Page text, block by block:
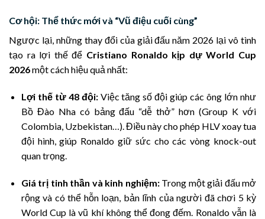
Cơ hội: Thể thức mới và “Vũ điệu cuối cùng”
Ngược lại, những thay đổi của giải đấu năm 2026 lại vô tình
tạo ra lợi thế để Cristiano Ronaldo kịp dự World Cup
2026một cách hiệu quả nhất:
Lợi thế từ 48 đội:Việc tăng số đội giúp các ông lớn như
Bồ Đào Nha có bảng đấu “dễ thở” hơn (Group K với
Colombia, Uzbekistan…). Điều này cho phép HLV xoay tua
đội hình, giúp Ronaldo giữ sức cho các vòng knock-out
quan trọng.
Giá trị tinh thần và kinh nghiệm:Trong một giải đấu mở
rộng và có thể hỗn loạn, bản lĩnh của người đã chơi 5 kỳ
World Cup là vũ khí không thể đong đếm. Ronaldo vẫn là